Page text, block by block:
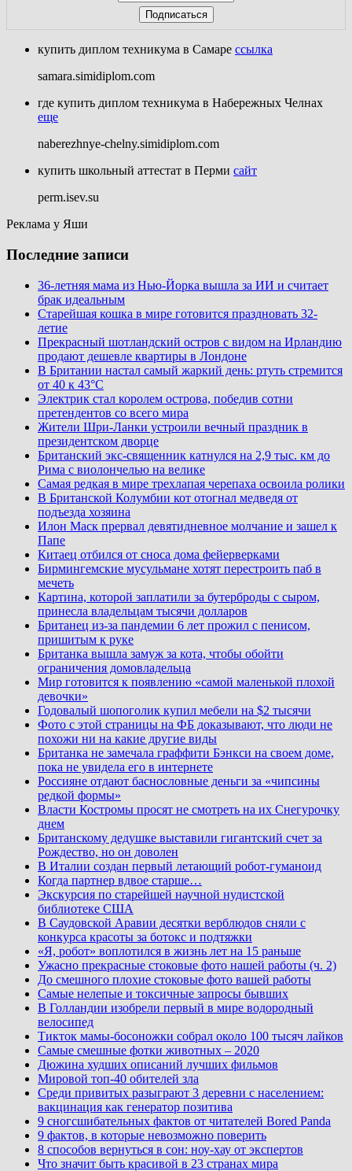
купить диплом техникума в Самаре ссылка
samara.simidiplom.com
где купить диплом техникума в Набережных Челнах
еще
naberezhnye-chelny.simidiplom.com
купить школьный аттестат в Перми сайт
perm.isev.su
Реклама у Яши
Последние записи
36-летняя мама из Нью-Йорка вышла за ИИ и считает
брак идеальным
Старейшая кошка в мире готовится праздновать 32-
летие
Прекрасный шотландский остров с видом на Ирландию
продают дешевле квартиры в Лондоне
В Британии настал самый жаркий день: ртуть стремится
от 40 к 43°C
Электрик стал королем острова, победив сотни
претендентов со всего мира
Жители Шри-Ланки устроили вечный праздник в
президентском дворце
Британский экс-священник катнулся на 2,9 тыс. км до
Рима с виолончелью на велике
Самая редкая в мире трехлапая черепаха освоила ролики
В Британской Колумбии кот отогнал медведя от
подъезда хозяина
Илон Маск прервал девятидневное молчание и зашел к
Папе
Китаец отбился от сноса дома фейерверками
Бирмингемские мусульмане хотят перестроить паб в
мечеть
Картина, которой заплатили за бутерброды с сыром,
принесла владельцам тысячи долларов
Британец из-за пандемии 6 лет прожил с пенисом,
пришитым к руке
Британка вышла замуж за кота, чтобы обойти
ограничения домовладельца
Мир готовится к появлению «самой маленькой плохой
девочки»
Годовалый шопоголик купил мебели на $2 тысячи
Фото с этой страницы на ФБ доказывают, что люди не
похожи ни на какие другие виды
Британка не замечала граффити Бэнкси на своем доме,
пока не увидела его в интернете
Россияне отдают баснословные деньги за «чипсины
редкой формы»
Власти Костромы просят не смотреть на их Снегурочку
днем
Британскому дедушке выставили гигантский счет за
Рождество, но он доволен
В Италии создан первый летающий робот-гуманоид
Когда партнер вдвое старше…
Экскурсия по старейшей научной нудистской
библиотеке США
В Саудовской Аравии десятки верблюдов сняли с
конкурса красоты за ботокс и подтяжки
«Я, робот» воплотился в жизнь лет на 15 раньше
Ужасно прекрасные стоковые фото нашей работы (ч. 2)
До смешного плохие стоковые фото вашей работы
Самые нелепые и токсичные запросы бывших
В Голландии изобрели первый в мире водородный
велосипед
Тикток мамы-босоножки собрал около 100 тысяч лайков
Самые смешные фотки животных – 2020
Дюжина худших описаний лучших фильмов
Мировой топ-40 обителей зла
Среди привитых разыграют 3 деревни с населением:
вакцинация как генератор позитива
9 сногсшибательных фактов от читателей Bored Panda
9 фактов, в которые невозможно поверить
8 способов вернуться в сон: ноу-хау от экспертов
Что значит быть красивой в 23 странах мира